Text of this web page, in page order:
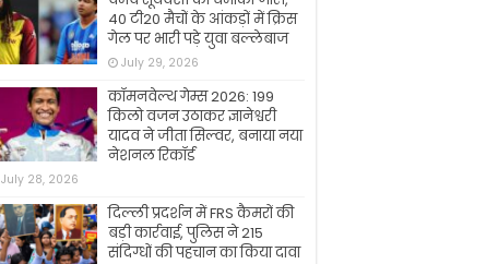
40 टी20 मैचों के आंकड़ों में क्रिस
गेल पर भारी पड़े युवा बल्लेबाज
July 29, 2026
कॉमनवेल्थ गेम्स 2026: 199
किलो वजन उठाकर ज्ञानेश्वरी
यादव ने जीता सिल्वर, बनाया नया
नेशनल रिकॉर्ड
July 28, 2026
दिल्ली प्रदर्शन में FRS कैमरों की
बड़ी कार्रवाई, पुलिस ने 215
संदिग्धों की पहचान का किया दावा